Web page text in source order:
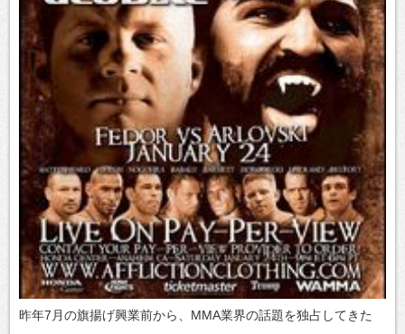
昨年7月の旗揚げ興業前から、MMA業界の話題を独占してきた